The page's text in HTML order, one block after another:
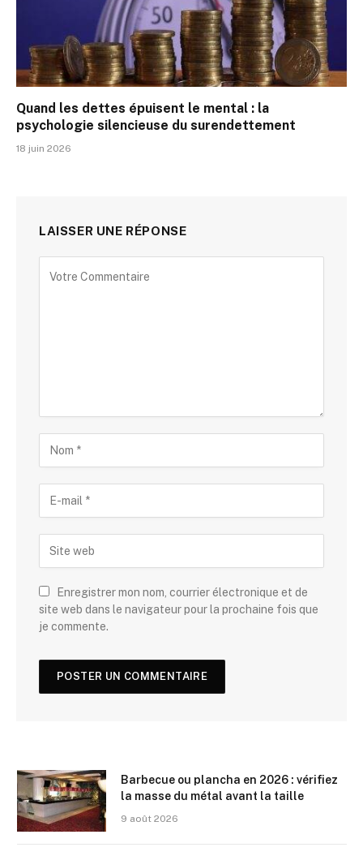
Quand les dettes épuisent le mental : la
psychologie silencieuse du surendettement
18 juin 2026
LAISSER UNE RÉPONSE
Enregistrer mon nom, courrier électronique et de
site web dans le navigateur pour la prochaine fois que
je commente.
Barbecue ou plancha en 2026 : vérifiez
la masse du métal avant la taille
9 août 2026